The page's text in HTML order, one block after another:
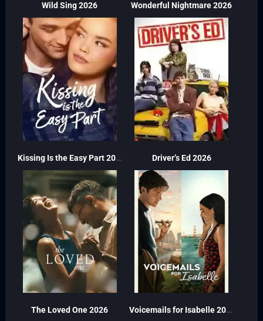
Wild Sing 2026 Wonderful Nightmare 2026
Kissing Is the Easy Part 2026 Driver’s Ed 2026
The Loved One 2026 Voicemails for Isabelle 2026